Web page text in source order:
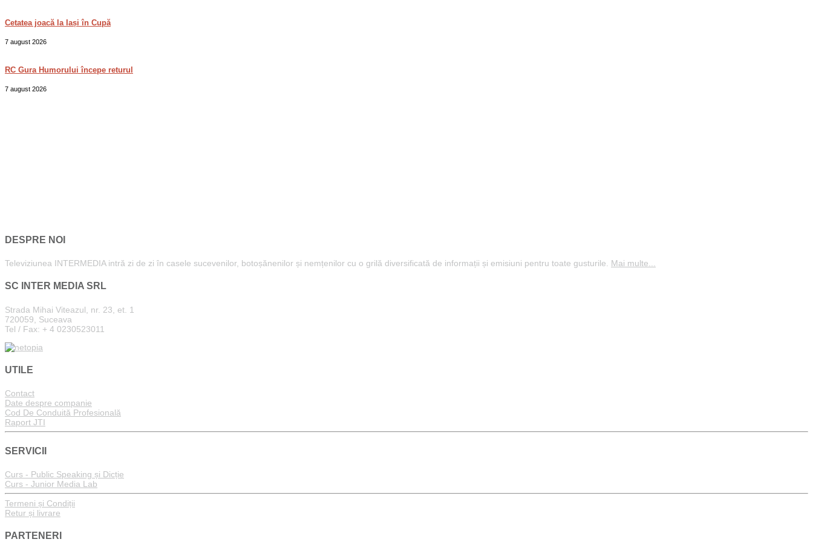
Cetatea joacă la Iași în Cupă
7 august 2026
RC Gura Humorului începe returul
7 august 2026
DESPRE NOI
Televiziunea INTERMEDIA intră zi de zi în casele sucevenilor, botoșănenilor și nemțenilor cu o grilă diversificată de informații și emisiuni pentru toate gusturile. Mai multe...
SC INTER MEDIA SRL
Strada Mihai Viteazul, nr. 23, et. 1
720059, Suceava
Tel / Fax: + 4 0230523011
UTILE
Contact
Date despre companie
Cod De Conduită Profesională
Raport JTI
SERVICII
Curs - Public Speaking și Dicție
Curs - Junior Media Lab
Termeni și Condiții
Retur și livrare
PARTENERI